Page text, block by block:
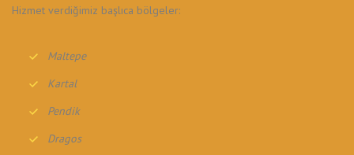
Hizmet verdiğimiz başlıca bölgeler:
Maltepe
Kartal
Pendik
Dragos